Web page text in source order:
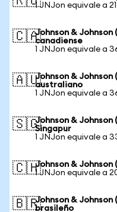
1 JNJon equivale a
🇨🇦Johnson & Johnson
canadiense
1 JNJon equivale a
🇦🇺Johnson & Johnson
australiano
1 JNJon equivale a
🇸🇬Johnson & Johnson
Singapur
1 JNJon equivale a
🇨🇭Johnson & Johnson
1 JNJon equivale a
🇧🇷Johnson & Johnson
brasileño